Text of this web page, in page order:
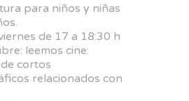
para niños y niñas
de 17 a 18:30 h
leemos cine:
cortos
relacionados con